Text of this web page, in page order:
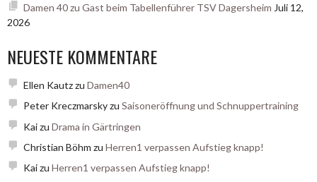
Damen 40 zu Gast beim Tabellenführer TSV Dagersheim Juli 12,
2026
NEUESTE KOMMENTARE
Ellen Kautzzu Damen40
Peter Kreczmarskyzu Saisoneröffnung und Schnuppertraining
Kaizu Drama in Gärtringen
Christian Böhm zu Herren1 verpassen Aufstieg knapp!
Kaizu Herren1 verpassen Aufstieg knapp!